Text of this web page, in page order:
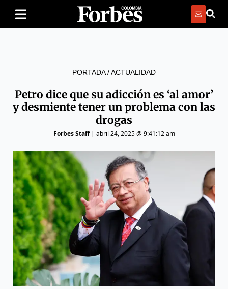
PORTADA/ACTUALIDAD
Petro dice que su adicción es ‘al amor’
y desmiente tener un problema con las
drogas
Forbes Staff| abril 24, 2025 @ 9:41:12 am